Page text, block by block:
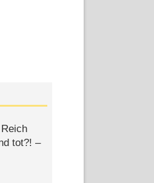
tot?! –